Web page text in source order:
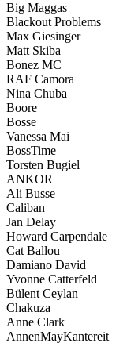
Big Maggas
Blackout Problems
Max Giesinger
Matt Skiba
Bonez MC
RAF Camora
Nina Chuba
Boore
Bosse
Vanessa Mai
BossTime
Torsten Bugiel
ANKOR
Ali Busse
Caliban
Jan Delay
Howard Carpendale
Cat Ballou
Damiano David
Yvonne Catterfeld
Bülent Ceylan
Chakuza
Anne Clark
AnnenMayKantereit